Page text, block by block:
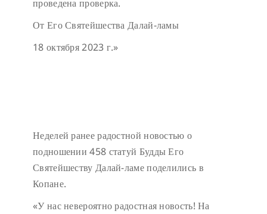
проведена проверка.
От Его Святейшества Далай-ламы
18 октября 2023 г.»
Неделей ранее радостной новостью о
подношении 458 статуй Будды Его
Святейшеству Далай-ламе поделились в
Копане.
«У нас невероятно радостная новость! На